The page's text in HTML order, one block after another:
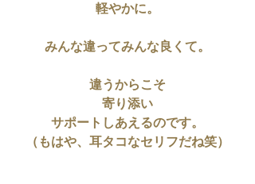
軽やかに。
みんな違ってみんな良くて。
違うからこそ
寄り添い
サポートしあえるのです。
（もはや、耳タコなセリフだね笑）